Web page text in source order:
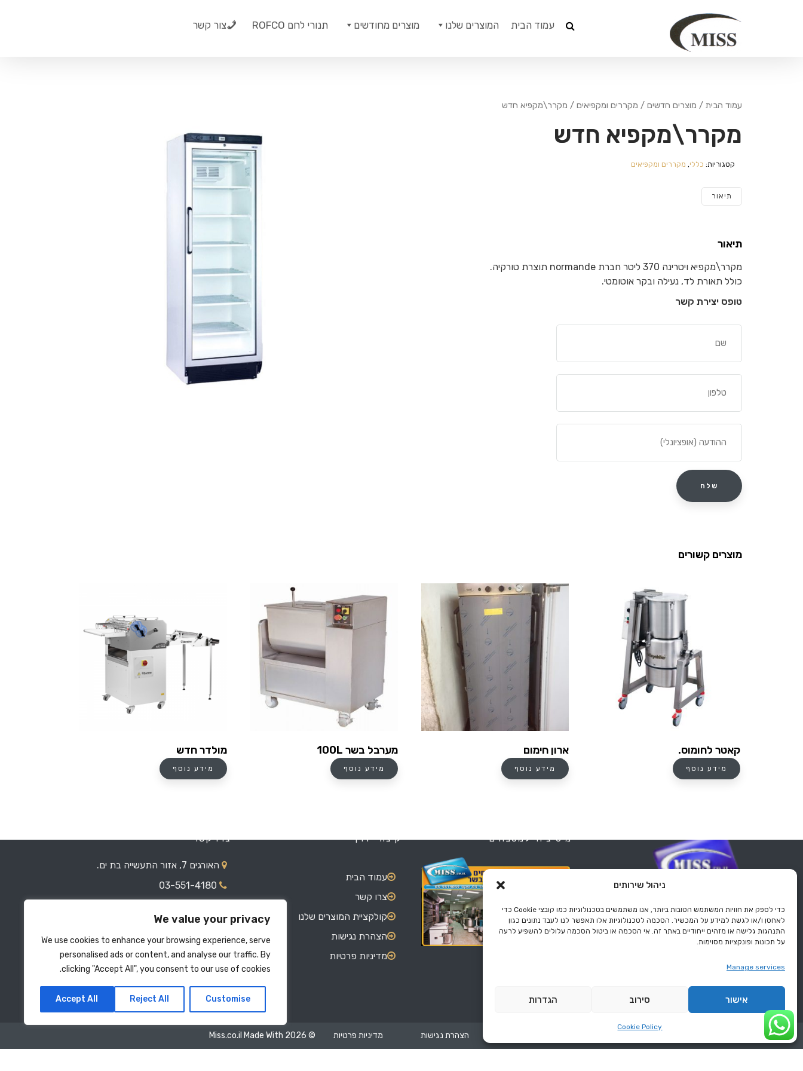
ניהול שירותים
כדי לספק את חוויות המשתמש הטובות ביותר, אנו משתמשים בטכנולוגיות כמו קובצי Cookie כדי
לאחסן ו/או לגשת למידע על המכשיר. הסכמה לטכנולוגיות אלו תאפשר לנו לעבד נתונים כגון
התנהגות גלישה או מזהים ייחודיים באתר זה. אי הסכמה או ביטול הסכמה עלולים להשפיע לרעה
על תכונות ופונקציות מסוימות.
Manage services
אישור סירוב הגדרות
Cookie Policy
We value your privacy
We use cookies to enhance your browsing experience, serve
personalised ads or content, and analyse our traffic. By
clicking "Accept All", you consent to our use of cookies.
Customise
Reject All
Accept All
עמוד הבית המוצרים שלנו מוצרים מחודשים תנורי לחם ROFCO צור קשר
עמוד הבית / מוצרים חדשים / מקררים ומקפיאים / מקרר\מקפיא חדש
מקרר\מקפיא חדש
קטגוריות: כללי, מקררים ומקפיאים
תיאור
תיאור
מקרר\מקפיא ויטרינה 370 ליטר חברת normande תוצרת טורקיה.
כולל תאורת לד, נעילה ובקר אוטומטי.
טופס יצירת קשר
מוצרים קשורים
מולדר חדש
מידע נוסף
מערבל בשר 100L
מידע נוסף
ארון חימום
מידע נוסף
קאטר לחומוס.
מידע נוסף
מיס ציוד למטבחים עוסקת מעל ל- 30
שנים ביבוא ושיווק מוצרים למטבח
התעשייתי. המכירה היא ליחידים
מיס ציוד למטבחים קיצורי דרך
עמוד הבית
צרו קשר
קולקציית המוצרים שלנו
הצהרת נגישות
מדיניות פרטיות
צרו קשר
האורגים 7, אזור התעשייה בת ים.
eli@miss.co.il
ראשון עד חמישי - 08:00 עד 17:00
© 2026 Miss.co.il Made With הצהרת נגישות מדיניות פרטיות